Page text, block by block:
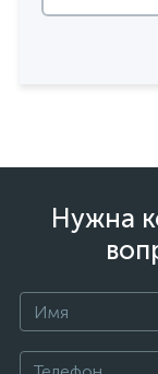
Нужна